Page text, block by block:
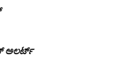
ಅಲರ್ಟ್